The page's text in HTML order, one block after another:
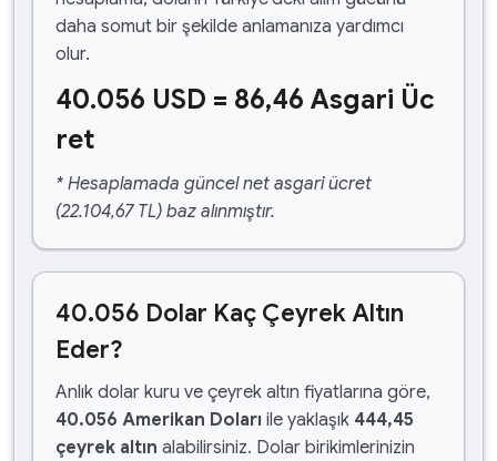
daha somut bir şekilde anlamanıza yardımcı
olur.
40.056 USD = 86,46 Asgari Üc
ret
* Hesaplamada güncel net asgari ücret
(22.104,67 TL) baz alınmıştır.
40.056 Dolar Kaç Çeyrek Altın
Eder?
Anlık dolar kuru ve çeyrek altın fiyatlarına göre,
40.056 Amerikan Doları ile yaklaşık 444,45
çeyrek altın alabilirsiniz. Dolar birikimlerinizin